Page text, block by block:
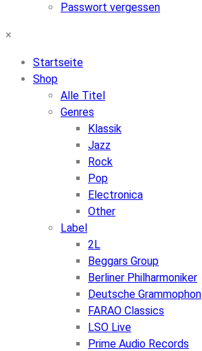
Passwort vergessen
×
Startseite
Shop
Alle Titel
Genres
Klassik
Jazz
Rock
Pop
Electronica
Other
Label
2L
Beggars Group
Berliner Philharmoniker
Deutsche Grammophon
FARAO Classics
LSO Live
Prime Audio Records